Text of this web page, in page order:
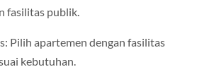
fasilitas publik.
Pilih apartemen dengan fasilitas
kebutuhan.